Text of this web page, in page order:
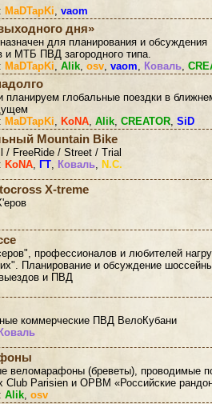
MaDTapKi, vaom
дня»
для планирования и обсуждения
и МТБ ПВД загородного типа.
MaDTapKi, Alik, osv, vaom, Коваль,
глобальные поездки в
MaDTapKi, KoNA, Alik, CREATOR, SiD
Mountain Bike
/ FreeRide / Street / Trial
KoNA, ГТ, Коваль, N.C.
X-treme
профессионалов и любителей
Планирование и обсуждение
и ПВД
коммерческие ПВД ВелоКубани
Коваль
веломарафоны (бреветы), проводимые
Club Parisien и ОРВМ «Российские
Alik, osv